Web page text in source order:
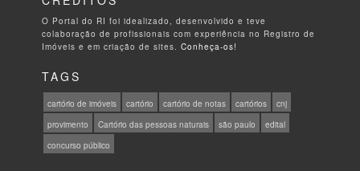
O Portal do RI foi idealizado, desenvolvido e teve
colaboração de profissionais com experiência no Registro de
Imóveis e em criação de sites.Conheça-os!
TAGS
cartório de imóveis cartório cartório de notas cartórios
cnj
provimento
Cartório das pessoas naturais são paulo
edital
concurso público